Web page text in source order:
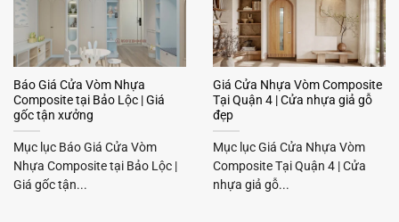
Báo Giá Cửa Vòm Nhựa
Composite tại Bảo Lộc | Giá
gốc tận xưởng
Mục lục Báo Giá Cửa Vòm
Nhựa Composite tại Bảo Lộc |
Giá gốc tận...
Giá Cửa Nhựa Vòm Composite
Tại Quận 4 | Cửa nhựa giả gỗ
đẹp
Mục lục Giá Cửa Nhựa Vòm
Composite Tại Quận 4 | Cửa
nhựa giả gỗ...